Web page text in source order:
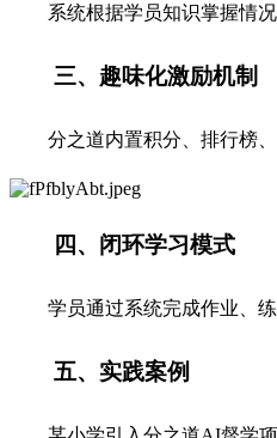
系统根据学员知识掌握情
三、趣味化激励机制
分之道内置积分、排行榜
四、闭环学习模式
学员通过系统完成作业、
五、实践案例